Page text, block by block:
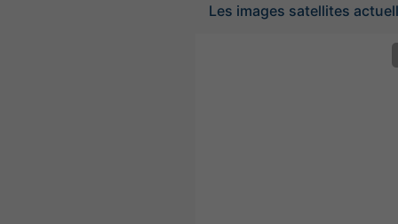
Les images satellites